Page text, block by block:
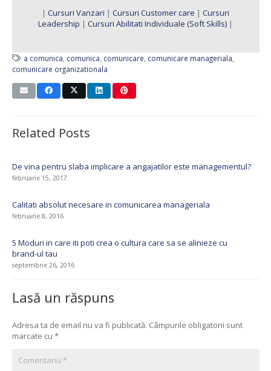
| Cursuri Vanzari | Cursuri Customer care | Cursuri
Leadership | Cursuri Abilitati Individuale (Soft Skills) |
a comunica comunica comunicare comunicare manageriala
comunicare organizationala
Related Posts
De vina pentru slaba implicare a angajatilor este managementul?
februarie 15, 2017
Calitati absolut necesare in comunicarea manageriala
februarie 8, 2016
5 Moduri in care iti poti crea o cultura care sa se alinieze cu
brand-ul tau
septembrie 26, 2016
Lasă un răspuns
Adresa ta de email nu va fi publicată. Câmpurile obligatorii sunt
marcate cu *